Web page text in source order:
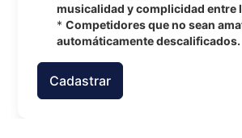
musicalidad y complicidad entre
*Competidores que no sean
automáticamente descalificados.
Cadastrar